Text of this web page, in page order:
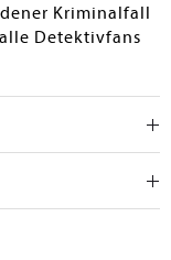
Kriminalfall
Detektivfans